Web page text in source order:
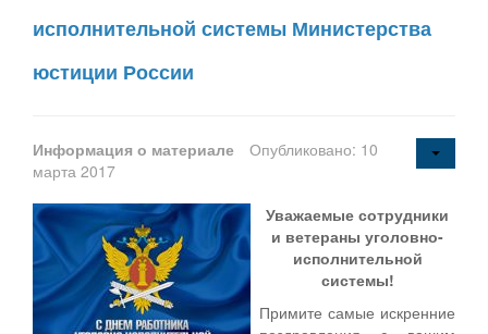
исполнительной системы Министерства
юстиции России
Информация о материале
Опубликовано: 10
марта 2017
Уважаемые сотрудники
и ветераны уголовно-
исполнительной
системы!
Примите самые искренние